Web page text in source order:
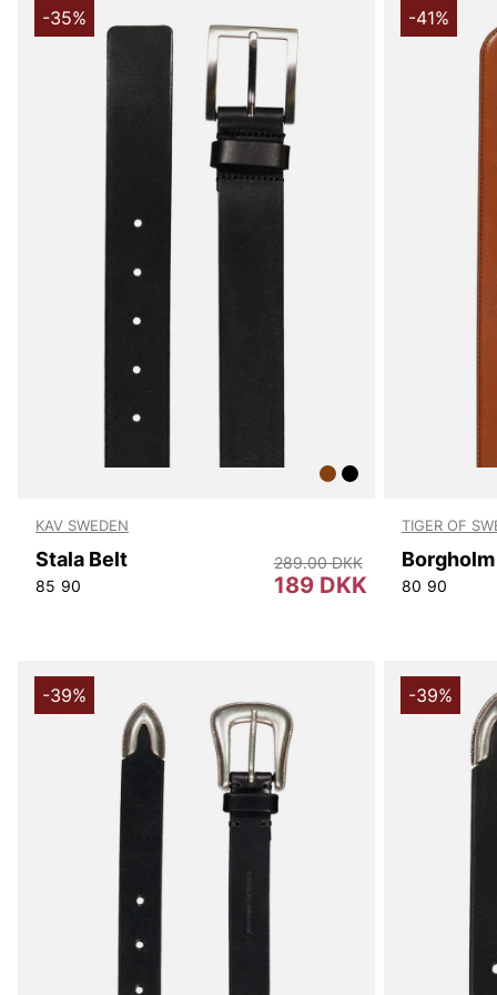
-35%
KAV SWEDEN
Stala Belt
85 90 189 DKK
289.00 DKK
-41%
TIGER OF
80 90
-39% -39%